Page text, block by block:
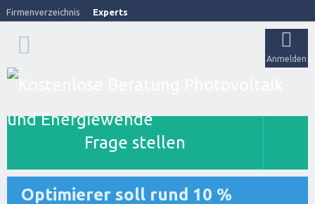
Firmenverzeichnis Experts
Anmelden
Frage stellen
Optimierer soll rund 10 %